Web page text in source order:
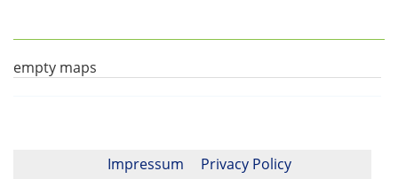
empty maps
Impressum
Privacy Policy